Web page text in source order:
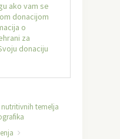
ako vam se
donacijom
o
za
donaciju
temelja